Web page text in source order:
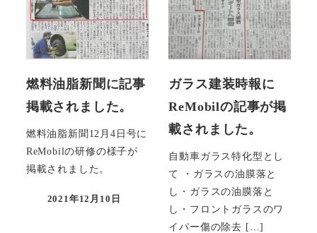
燃料油脂新聞に記事
掲載されました。
燃料油脂新聞12月4日号に
ReMobilの研修の様子が
掲載されました。
投稿日
2021年12月10日
ガラス建装時報に
ReMobilの記事が掲
載されました。
自動車ガラス特化型とし
て ・ガラスの油膜落と
し・ガラスの油膜落と
し・フロントガラスのワ
イパー傷の除去 […]